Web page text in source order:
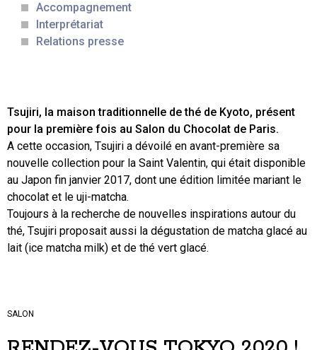
Accompagnement
Interprétariat
Relations presse
Tsujiri, la maison traditionnelle de thé de Kyoto, présent
pour la première fois au Salon du Chocolat de Paris.
A cette occasion, Tsujiri a dévoilé en avant-première sa
nouvelle collection pour la Saint Valentin, qui était disponible
au Japon fin janvier 2017, dont une édition limitée mariant le
chocolat et le uji-matcha.
Toujours à la recherche de nouvelles inspirations autour du
thé, Tsujiri proposait aussi la dégustation de matcha glacé au
lait (ice matcha milk) et de thé vert glacé.
SALON